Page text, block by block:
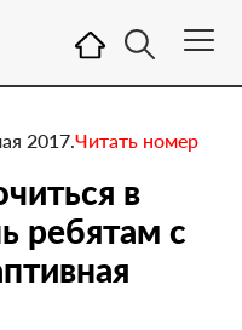
2017.Читать номер
в
ребятам с